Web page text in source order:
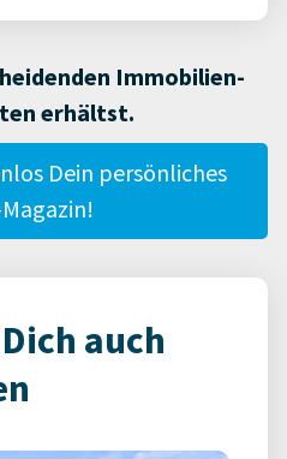
Immobilien-
erhältst.
Dein persönliches
auch